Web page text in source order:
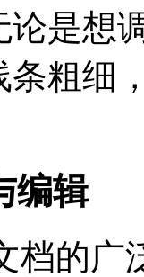
论是想
粗细
编辑
档的广